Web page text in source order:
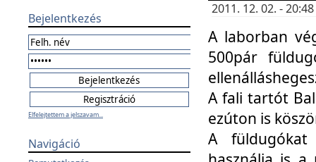
Bejelentkezés
Elfelejtettem a jelszavam...
Navigáció
2011. 12. 02. -
A laborban
500pár
A fali tartót
ezúton is
A füldugókat